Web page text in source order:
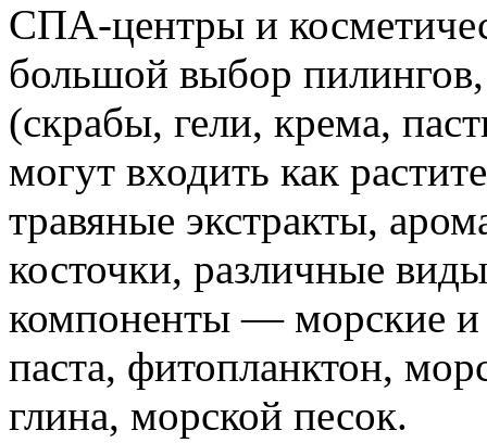
СПА-центры и
большой выбор
(скрабы, гели, крема,
могут входить как
травяные экстракты,
косточки, различные
компоненты — морские и
паста, фитопланктон,
глина, морской песок.